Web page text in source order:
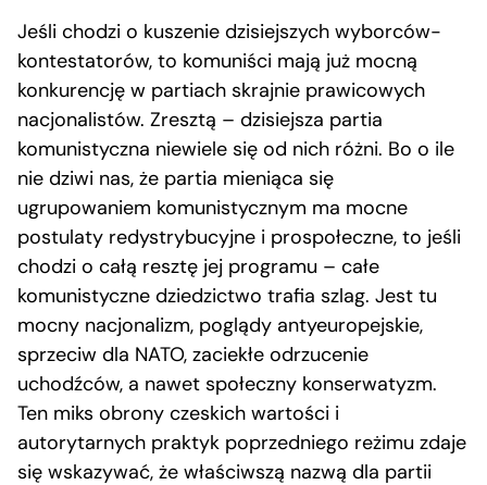
Jeśli chodzi o kuszenie dzisiejszych wyborców-
kontestatorów, to komuniści mają już mocną
konkurencję w partiach skrajnie prawicowych
nacjonalistów. Zresztą – dzisiejsza partia
komunistyczna niewiele się od nich różni. Bo o ile
nie dziwi nas, że partia mieniąca się
ugrupowaniem komunistycznym ma mocne
postulaty redystrybucyjne i prospołeczne, to jeśli
chodzi o całą resztę jej programu – całe
komunistyczne dziedzictwo trafia szlag. Jest tu
mocny nacjonalizm, poglądy antyeuropejskie,
sprzeciw dla NATO, zaciekłe odrzucenie
uchodźców, a nawet społeczny konserwatyzm.
Ten miks obrony czeskich wartości i
autorytarnych praktyk poprzedniego reżimu zdaje
się wskazywać, że właściwszą nazwą dla partii